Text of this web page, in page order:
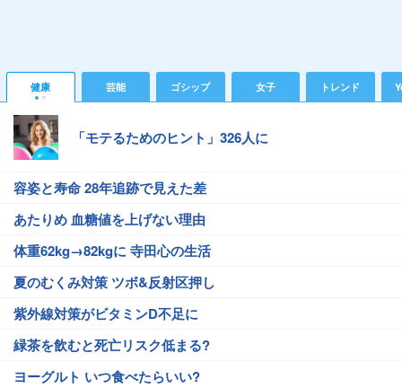
健康 芸能 ゴシップ 女子 トレンド
「モテるためのヒント」326人に
容姿と寿命 28年追跡で見えた差
あたりめ 血糖値を上げない理由
体重62kg→82kgに 寺田心の生活
夏のむくみ対策 ツボ&反射区押し
紫外線対策がビタミンD不足に
緑茶を飲むと死亡リスク低まる?
ヨーグルト いつ食べたらいい?